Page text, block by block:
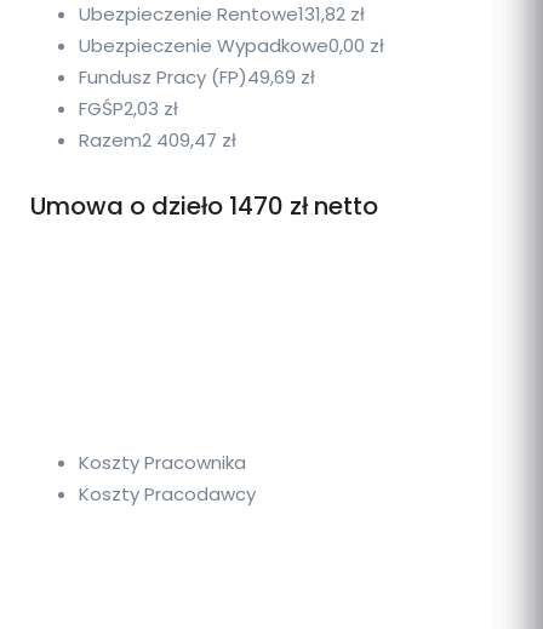
Ubezpieczenie Rentowe131,82 zł
Ubezpieczenie Wypadkowe0,00 zł
Fundusz Pracy (FP)49,69 zł
FGŚP2,03 zł
Razem2 409,47 zł
Umowa o dzieło 1470 zł netto
Koszty Pracownika
Koszty Pracodawcy